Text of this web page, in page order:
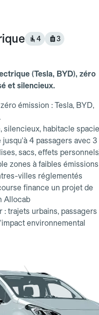
4 3
(Tesla, BYD), zéro
et silencieux.
émission : Tesla, BYD,
silencieux, habitacle
4 passagers avec 3
sacs, effets
zones à faibles émissions
villes réglementés
finance un projet de
Allocab
: trajets urbains, passagers
environnemental